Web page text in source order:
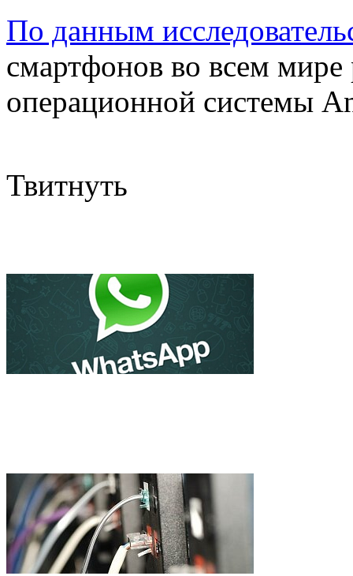
По данным
смартфонов во всем
операционной системы
Твитнуть